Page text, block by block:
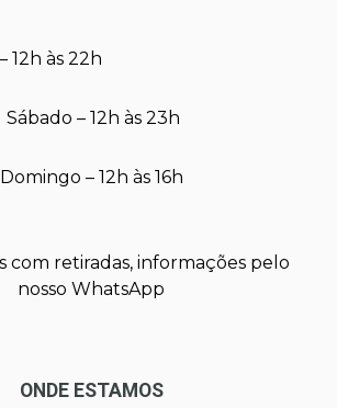
12h às 22h
Sábado – 12h às 23h
Domingo – 12h às 16h
com retiradas, informações pelo
nosso WhatsApp
ONDE ESTAMOS